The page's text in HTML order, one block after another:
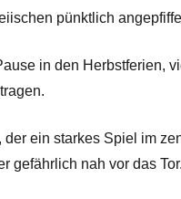
pünktlich
in den Herbstferien,
ein starkes Spiel im
gefährlich nah vor das Tor.